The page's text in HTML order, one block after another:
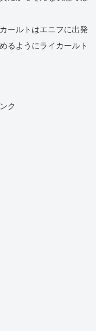
ールトはエニフに出発
るようにライカールト
ク